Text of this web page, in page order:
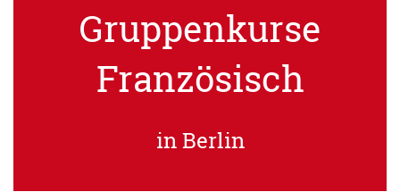
Gruppenkurse
Französisch
in Berlin